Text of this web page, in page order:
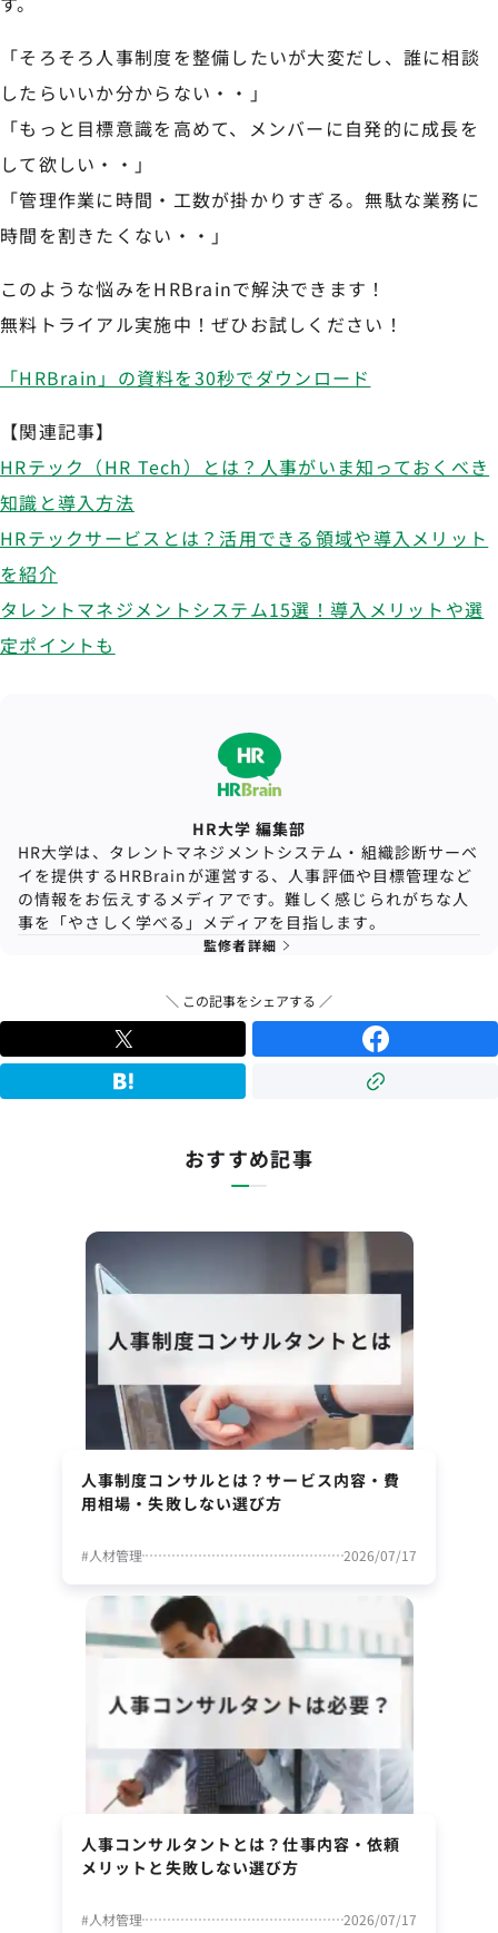
「そろそろ人事制度を整備したいが大変だし、誰に相談
したらいいか分からない・・」
「もっと目標意識を高めて、メンバーに自発的に成長を
して欲しい・・」
「管理作業に時間・工数が掛かりすぎる。無駄な業務に
時間を割きたくない・・」
このような悩みをHRBrainで解決できます！
無料トライアル実施中！ぜひお試しください！
「HRBrain」の資料を30秒でダウンロード
【関連記事】
HRテック（HR Tech）とは？人事がいま知っておくべき
知識と導入方法
HRテックサービスとは？活用できる領域や導入メリット
を紹介
タレントマネジメントシステム15選！導入メリットや選
定ポイントも
HR大学 編集部
HR大学は、タレントマネジメントシステム・組織診断サーベ
イを提供するHRBrainが運営する、人事評価や目標管理など
の情報をお伝えするメディアです。難しく感じられがちな人
事を「やさしく学べる」メディアを目指します。
監修者詳細
＼ この記事をシェアする ／
おすすめ記事
人事制度コンサルとは？サービス内容・費
用相場・失敗しない選び方
#人材管理 2026/07/17
人事コンサルタントとは？仕事内容・依頼
メリットと失敗しない選び方
#人材管理 2026/07/17